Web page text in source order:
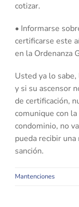
cotizar.
• Informarse
certificarse este
en la Ordenanza
Usted ya lo
y si su ascensor
de certificación,
comunique con
condominio, no
pueda recibir
sanción.
Mantenciones